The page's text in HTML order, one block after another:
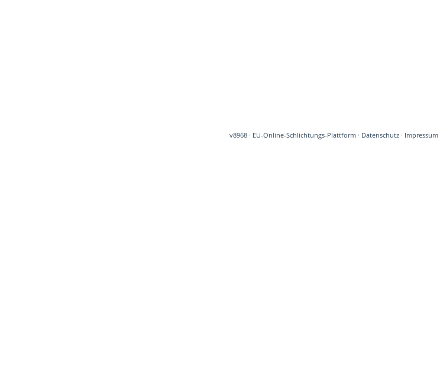
v8968· EU-Online-Schlichtungs-Plattform· Datenschutz· Impressum